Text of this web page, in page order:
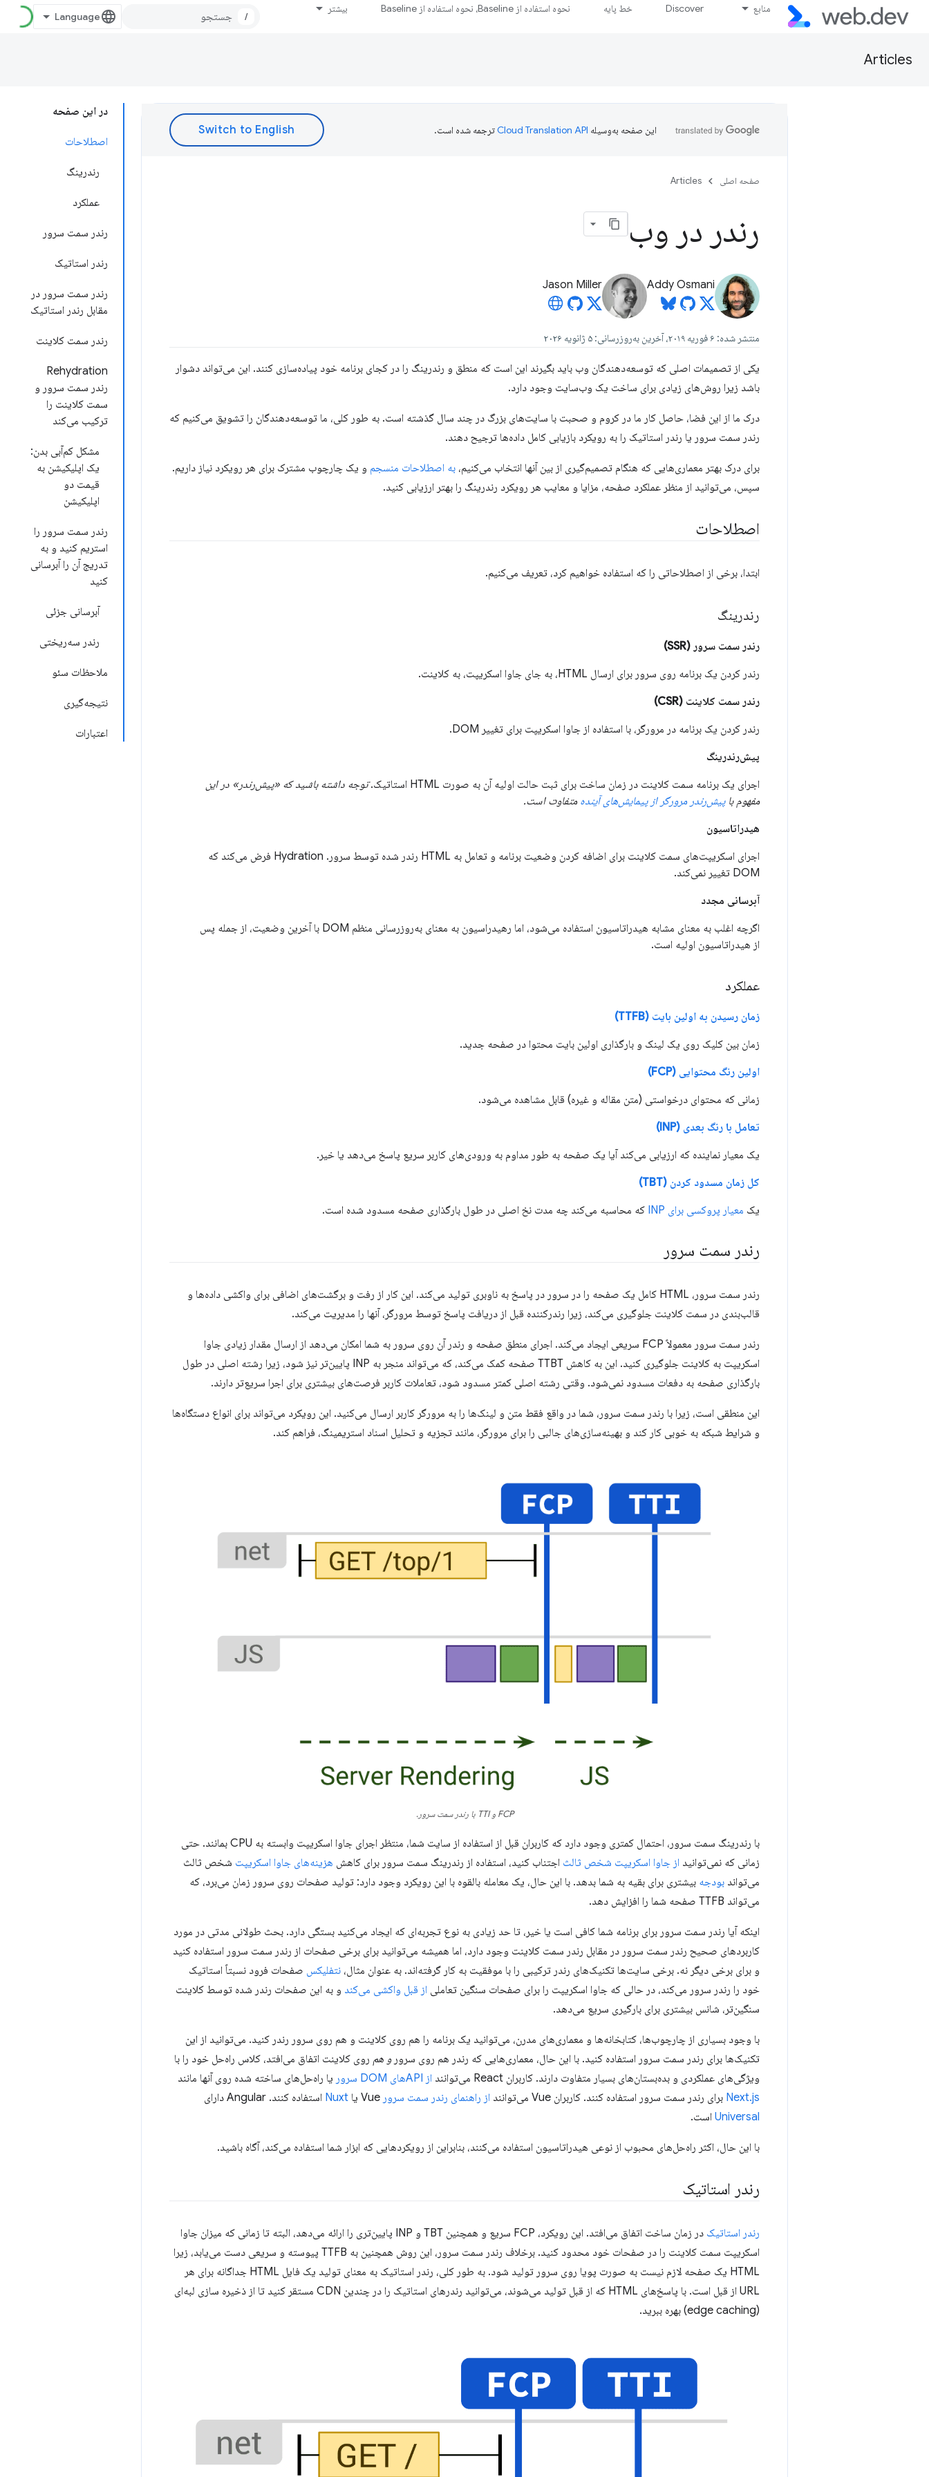
منابع Discover خط پایه نحوه استفاده از Baseline، نحوه استفاده از Baseline بیشتر
/
Articles
در این صفحه
اصطلاحات
رندرینگ
عملکرد
رندر سمت سرور
رندر استاتیک
رندر سمت سرور در
مقابل رندر استاتیک
رندر سمت کلاینت
Rehydration
رندر سمت سرور و
سمت کلاینت را
ترکیب می‌کند
مشکل کم‌آبی بدن:
یک اپلیکیشن به
قیمت دو
اپلیکیشن
رندر سمت سرور را
استریم کنید و به
تدریج آن را آبرسانی
کنید
آبرسانی جزئی
رندر سه‌ریختی
ملاحظات سئو
نتیجه‌گیری
اعتبارات
این صفحه به‌وسیله ترجمه شده است.
صفحه اصلی Articles
رندر در وب
Addy Osmani
Jason Miller
منتشر شده: ۶ فوریه ۲۰۱۹، آخرین به‌روزرسانی: ۵ ژانویه ۲۰۲۶
یکی از تصمیمات اصلی که توسعه‌دهندگان وب باید بگیرند این است که منطق و رندرینگ را در کجای برنامه خود پیاده‌سازی کنند. این می‌تواند دشوار
باشد زیرا روش‌های زیادی برای ساخت یک وب‌سایت وجود دارد.
درک ما از این فضا، حاصل کار ما در کروم و صحبت با سایت‌های بزرگ در چند سال گذشته است. به طور کلی، ما توسعه‌دهندگان را تشویق می‌کنیم که
رندر سمت سرور یا رندر استاتیک را به رویکرد بازیابی کامل داده‌ها ترجیح دهند.
برای درک بهتر معماری‌هایی که هنگام تصمیم‌گیری از بین آنها انتخاب می‌کنیم، به اصطلاحات منسجم و یک چارچوب مشترک برای هر رویکرد نیاز داریم.
سپس، می‌توانید از منظر عملکرد صفحه، مزایا و معایب هر رویکرد رندرینگ را بهتر ارزیابی کنید.
اصطلاحات
ابتدا، برخی از اصطلاحاتی را که استفاده خواهیم کرد، تعریف می‌کنیم.
رندرینگ
رندر سمت سرور (SSR)
رندر کردن یک برنامه روی سرور برای ارسال HTML، به جای جاوا اسکریپت، به کلاینت.
رندر سمت کلاینت (CSR)
رندر کردن یک برنامه در مرورگر، با استفاده از جاوا اسکریپت برای تغییر DOM.
پیش‌رندرینگ
اجرای یک برنامه سمت کلاینت در زمان ساخت برای ثبت حالت اولیه آن به صورت HTML استاتیک.
توجه داشته باشید که «پیش‌رندر» در این
مفهوم باپیش‌رندر مرورگر از پیمایش‌های آینده متفاوت است.
هیدراتاسیون
اجرای اسکریپت‌های سمت کلاینت برای اضافه کردن وضعیت برنامه و تعامل به HTML رندر شده توسط سرور. Hydration فرض می‌کند که
DOM تغییر نمی‌کند.
آبرسانی مجدد
اگرچه اغلب به معنای مشابه هیدراتاسیون استفاده می‌شود، اما رهیدراسیون به معنای به‌روزرسانی منظم DOM با آخرین وضعیت، از جمله پس
از هیدراتاسیون اولیه است.
عملکرد
زمان رسیدن به اولین بایت (TTFB)
زمان بین کلیک روی یک لینک و بارگذاری اولین بایت محتوا در صفحه جدید.
اولین رنگ محتوایی (FCP)
زمانی که محتوای درخواستی (متن مقاله و غیره) قابل مشاهده می‌شود.
تعامل با رنگ بعدی (INP)
یک معیار نماینده که ارزیابی می‌کند آیا یک صفحه به طور مداوم به ورودی‌های کاربر سریع پاسخ می‌دهد یا خیر.
کل زمان مسدود کردن (TBT)
یک معیار پروکسی برای INP که محاسبه می‌کند چه مدت نخ اصلی در طول بارگذاری صفحه مسدود شده است.
رندر سمت سرور
رندر سمت سرور، HTML کامل یک صفحه را در سرور در پاسخ به ناوبری تولید می‌کند. این کار از رفت و برگشت‌های اضافی برای واکشی داده‌ها و
قالب‌بندی در سمت کلاینت جلوگیری می‌کند، زیرا رندرکننده قبل از دریافت پاسخ توسط مرورگر، آنها را مدیریت می‌کند.
رندر سمت سرور معمولاً FCP سریعی ایجاد می‌کند. اجرای منطق صفحه و رندر آن روی سرور به شما امکان می‌دهد از ارسال مقدار زیادی جاوا
اسکریپت به کلاینت جلوگیری کنید. این به کاهش TTBT صفحه کمک می‌کند، که می‌تواند منجر به INP پایین‌تر نیز شود، زیرا رشته اصلی در طول
بارگذاری صفحه به دفعات مسدود نمی‌شود. وقتی رشته اصلی کمتر مسدود شود، تعاملات کاربر فرصت‌های بیشتری برای اجرا سریع‌تر دارند.
این منطقی است، زیرا با رندر سمت سرور، شما در واقع فقط متن و لینک‌ها را به مرورگر کاربر ارسال می‌کنید. این رویکرد می‌تواند برای انواع دستگاه‌ها
و شرایط شبکه به خوبی کار کند و بهینه‌سازی‌های جالبی را برای مرورگر، مانند تجزیه و تحلیل اسناد استریمینگ، فراهم کند.
FCP و TTI با رندر سمت سرور.
با رندرینگ سمت سرور، احتمال کمتری وجود دارد که کاربران قبل از استفاده از سایت شما، منتظر اجرای جاوا اسکریپت وابسته به CPU بمانند. حتی
زمانی که نمی‌توانید از جاوا اسکریپت شخص ثالث اجتناب کنید، استفاده از رندرینگ سمت سرور برای کاهش هزینه‌های جاوا اسکریپت شخص ثالث
می‌تواند بودجه بیشتری برای بقیه به شما بدهد. با این حال، یک معامله بالقوه با این رویکرد وجود دارد: تولید صفحات روی سرور زمان می‌برد، که
می‌تواند TTFB صفحه شما را افزایش دهد.
اینکه آیا رندر سمت سرور برای برنامه شما کافی است یا خیر، تا حد زیادی به نوع تجربه‌ای که ایجاد می‌کنید بستگی دارد. بحث طولانی مدتی در مورد
کاربردهای صحیح رندر سمت سرور در مقابل رندر سمت کلاینت وجود دارد، اما همیشه می‌توانید برای برخی صفحات از رندر سمت سرور استفاده کنید
و برای برخی دیگر نه. برخی سایت‌ها تکنیک‌های رندر ترکیبی را با موفقیت به کار گرفته‌اند. به عنوان مثال، نتفلیکس صفحات فرود نسبتاً استاتیک
خود را رندر سرور می‌کند، در حالی که جاوا اسکریپت را برای صفحات سنگین تعاملی از قبل واکشی می‌کند و به این صفحات رندر شده توسط کلاینت
سنگین‌تر، شانس بیشتری برای بارگیری سریع می‌دهد.
با وجود بسیاری از چارچوب‌ها، کتابخانه‌ها و معماری‌های مدرن، می‌توانید یک برنامه را هم روی کلاینت و هم روی سرور رندر کنید. می‌توانید از این
تکنیک‌ها برای رندر سمت سرور استفاده کنید. با این حال، معماری‌هایی که رندر هم روی سرورو هم روی کلاینت اتفاق می‌افتد، کلاس راه‌حل خود را با
ویژگی‌های عملکردی و بده‌بستان‌های بسیار متفاوت دارند. کاربران React می‌توانند
از APIهای DOM سرور
یا راه‌حل‌های ساخته شده روی آنها مانند
Next.js برای رندر سمت سرور استفاده کنند. کاربران Vue می‌توانند از راهنمای رندر سمت سرور Nuxt استفاده کنند. Angular دارای
Universal است.
با این حال، اکثر راه‌حل‌های محبوب از نوعی هیدراتاسیون استفاده می‌کنند، بنابراین از رویکردهایی که ابزار شما استفاده می‌کند، آگاه باشید.
رندر استاتیک
رندر استاتیک
در زمان ساخت اتفاق می‌افتد. این رویکرد، FCP سریع و همچنین TBT و INP پایین‌تری را ارائه می‌دهد، البته تا زمانی که میزان جاوا
اسکریپت سمت کلاینت را در صفحات خود محدود کنید. برخلاف رندر سمت سرور، این روش همچنین به TTFB پیوسته و سریعی دست می‌یابد، زیرا
HTML یک صفحه لازم نیست به صورت پویا روی سرور تولید شود. به طور کلی، رندر استاتیک به معنای تولید یک فایل HTML جداگانه برای هر
URL از قبل است. با پاسخ‌های HTML که از قبل تولید می‌شوند، می‌توانید رندرهای استاتیک را در چندین CDN مستقر کنید تا از ذخیره سازی لبه‌ای
(edge ​​caching) بهره ببرید.